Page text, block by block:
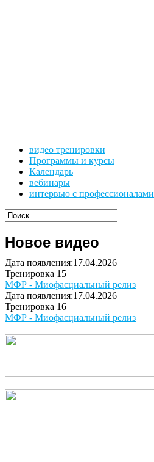
видео тренировки
Программы и курсы
Календарь
вебинары
интервью с профессионалами
Новое видео
Дата появления:17.04.2026
Тренировка 15
МФР - Миофасциальный релиз
Дата появления:17.04.2026
Тренировка 16
МФР - Миофасциальный релиз